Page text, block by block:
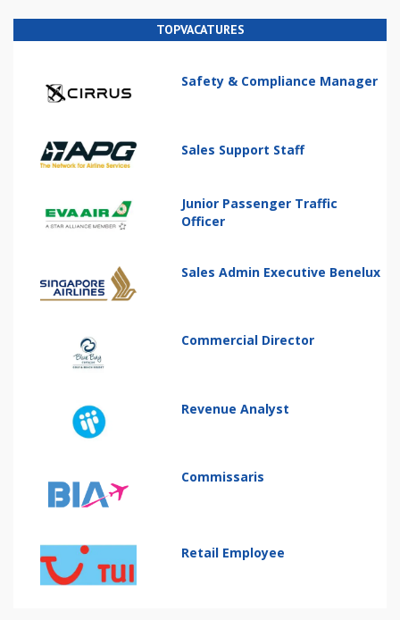
TOPVACATURES
Safety & Compliance Manager
Sales Support Staff
Junior Passenger Traffic
Officer
Sales Admin Executive Benelux
Commercial Director
Revenue Analyst
Commissaris
Retail Employee